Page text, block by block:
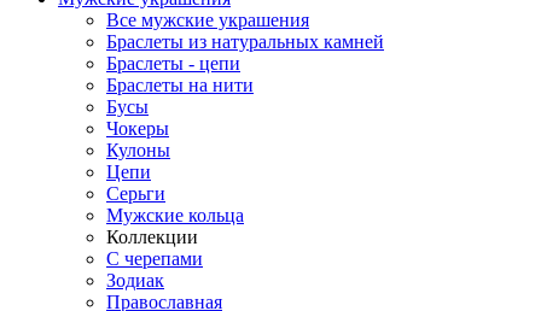
Все мужские украшения
Браслеты из натуральных камней
Браслеты - цепи
Браслеты на нити
Бусы
Чокеры
Кулоны
Цепи
Серьги
Мужские кольца
Коллекции
С черепами
Зодиак
Православная